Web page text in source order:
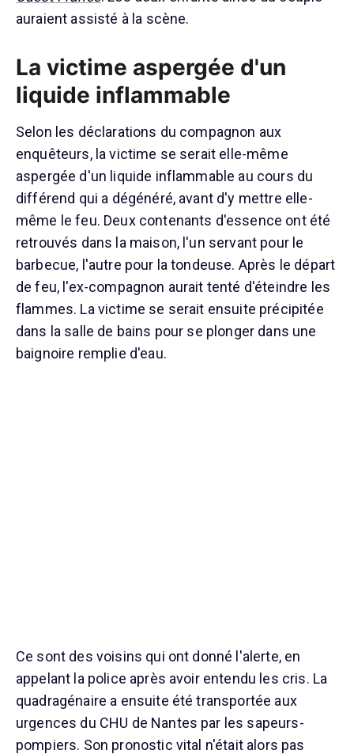
auraient assisté à la scène.
La victime aspergée d'un
liquide inflammable
Selon les déclarations du compagnon aux
enquêteurs, la victime se serait elle-même
aspergée d'un liquide inflammable au cours du
différend qui a dégénéré, avant d'y mettre elle-
même le feu. Deux contenants d'essence ont été
retrouvés dans la maison, l'un servant pour le
barbecue, l'autre pour la tondeuse. Après le départ
de feu, l'ex-compagnon aurait tenté d'éteindre les
flammes. La victime se serait ensuite précipitée
dans la salle de bains pour se plonger dans une
baignoire remplie d'eau.
Ce sont des voisins qui ont donné l'alerte, en
appelant la police après avoir entendu les cris. La
quadragénaire a ensuite été transportée aux
urgences du CHU de Nantes par les sapeurs-
pompiers. Son pronostic vital n'était alors pas